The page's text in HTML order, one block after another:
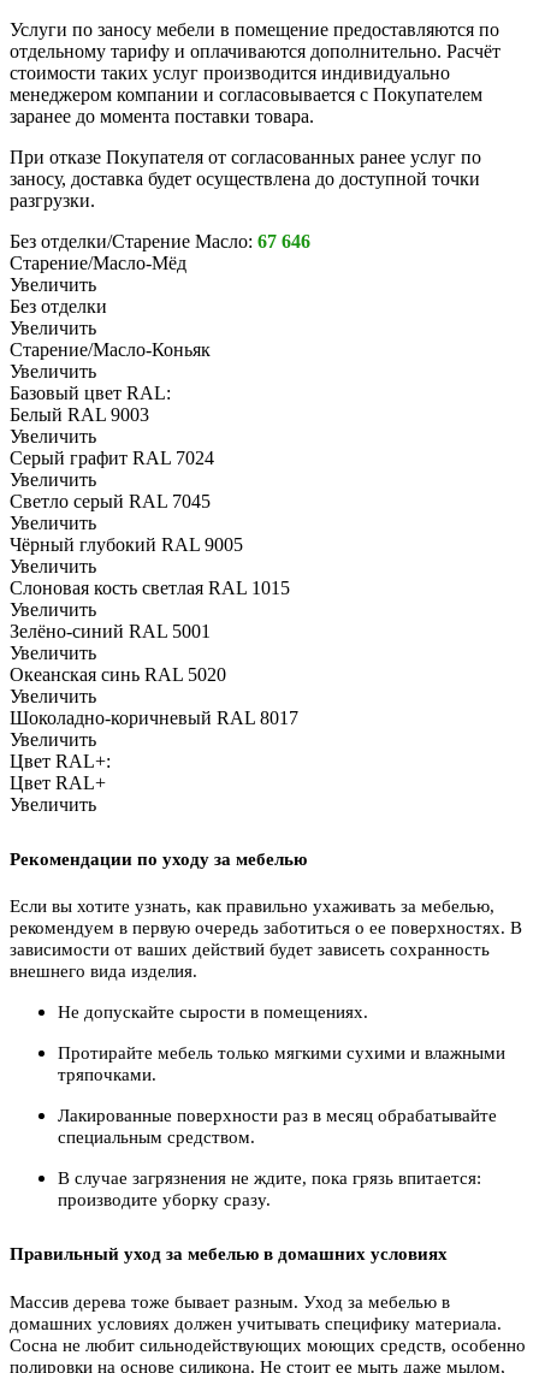
Услуги по заносу мебели в помещение предоставляются по
отдельному тарифу и оплачиваются дополнительно. Расчёт
стоимости таких услуг производится индивидуально
менеджером компании и согласовывается с Покупателем
заранее до момента поставки товара.
При отказе Покупателя от согласованных ранее услуг по
заносу, доставка будет осуществлена до доступной точки
разгрузки.
Без отделки/Старение Масло: 67 646
Старение/Масло-Мёд
Увеличить
Без отделки
Увеличить
Старение/Масло-Коньяк
Увеличить
Базовый цвет RAL:
Белый RAL 9003
Увеличить
Серый графит RAL 7024
Увеличить
Светло серый RAL 7045
Увеличить
Чёрный глубокий RAL 9005
Увеличить
Слоновая кость светлая RAL 1015
Увеличить
Зелёно-синий RAL 5001
Увеличить
Океанская синь RAL 5020
Увеличить
Шоколадно-коричневый RAL 8017
Увеличить
Цвет RAL+:
Цвет RAL+
Увеличить
Рекомендации по уходу за мебелью
Если вы хотите узнать, как правильно ухаживать за мебелью,
рекомендуем в первую очередь заботиться о ее поверхностях. В
зависимости от ваших действий будет зависеть сохранность
внешнего вида изделия.
Не допускайте сырости в помещениях.
Протирайте мебель только мягкими сухими и влажными
тряпочками.
Лакированные поверхности раз в месяц обрабатывайте
специальным средством.
В случае загрязнения не ждите, пока грязь впитается:
производите уборку сразу.
Правильный уход за мебелью в домашних условиях
Массив дерева тоже бывает разным. Уход за мебелью в
домашних условиях должен учитывать специфику материала.
Сосна не любит сильнодействующих моющих средств, особенно
полировки на основе силикона. Не стоит ее мыть даже мылом,